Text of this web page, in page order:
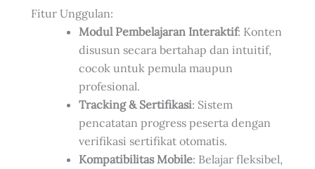
Fitur Unggulan:
Modul Pembelajaran Interaktif: Konten
disusun secara bertahap dan intuitif,
cocok untuk pemula maupun
profesional.
Tracking & Sertifikasi: Sistem
pencatatan progress peserta dengan
verifikasi sertifikat otomatis.
Kompatibilitas Mobile: Belajar fleksibel,